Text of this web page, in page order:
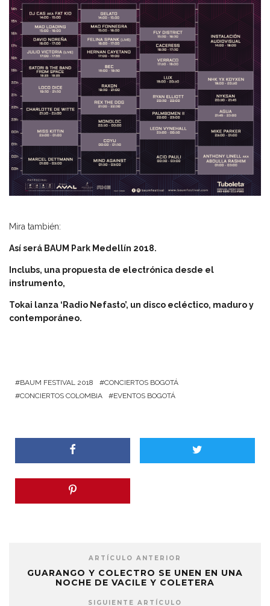
Mira también:
Así será BAUM Park Medellín 2018.
Inclubs, una propuesta de electrónica desde el
instrumento,
Tokai lanza ‘Radio Nefasto’, un disco ecléctico, maduro y
contemporáneo.
BAUM FESTIVAL 2018
CONCIERTOS BOGOTÁ
CONCIERTOS COLOMBIA
EVENTOS BOGOTÁ
ARTÍCULO ANTERIOR
GUARANGO Y COLECTRO SE UNEN EN UNA
NOCHE DE VACILE Y COLETERA
SIGUIENTE ARTÍCULO